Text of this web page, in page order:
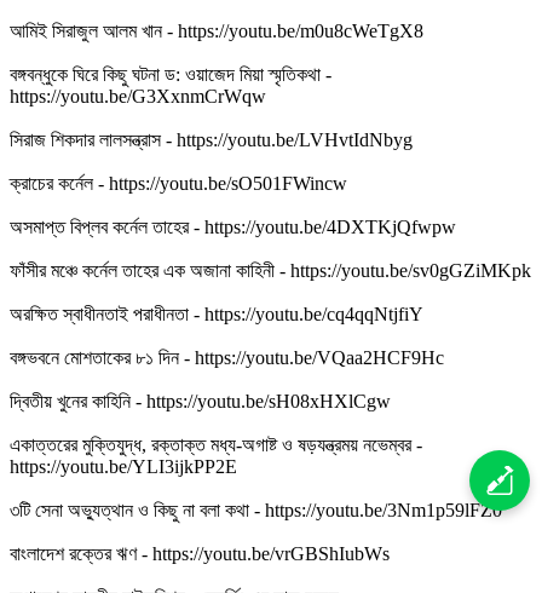
আমিই সিরাজুল আলম খান - https://youtu.be/m0u8cWeTgX8
বঙ্গবন্ধুকে ঘিরে কিছু ঘটনা ড: ওয়াজেদ মিয়া স্মৃতিকথা -
https://youtu.be/G3XxnmCrWqw
সিরাজ শিকদার লালসন্ত্রাস - https://youtu.be/LVHvtIdNbyg
ক্রাচের কর্নেল - https://youtu.be/sO501FWincw
অসমাপ্ত বিপ্লব কর্নেল তাহের - https://youtu.be/4DXTKjQfwpw
ফাঁসীর মঞ্চে কর্নেল তাহের এক অজানা কাহিনী - https://youtu.be/sv0gGZiMKpk
অরক্ষিত স্বাধীনতাই পরাধীনতা - https://youtu.be/cq4qqNtjfiY
বঙ্গভবনে মোশতাকের ৮১ দিন - https://youtu.be/VQaa2HCF9Hc
দ্বিতীয় খুনের কাহিনি - https://youtu.be/sH08xHXlCgw
একাত্তরের মুক্তিযুদ্ধ, রক্তাক্ত মধ্য-অগাষ্ট ও ষড়যন্ত্রময় নভেম্বর -
https://youtu.be/YLI3ijkPP2E
৩টি সেনা অভ্যুত্থান ও কিছু না বলা কথা - https://youtu.be/3Nm1p59lFZ0
বাংলাদেশ রক্তের ঋণ - https://youtu.be/vrGBShIubWs